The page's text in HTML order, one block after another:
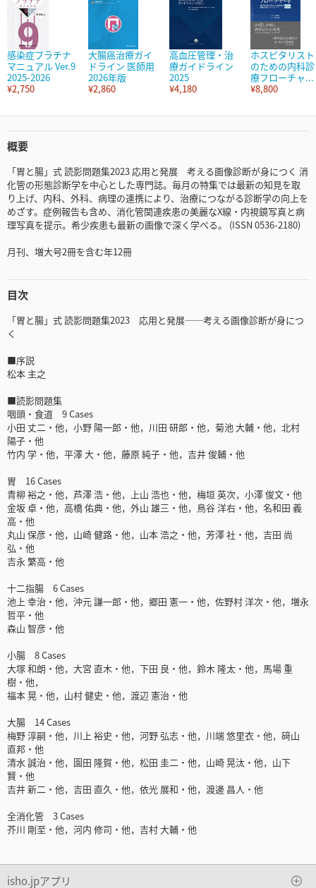
感染症プラチナ
マニュアル Ver.9
2025-2026
¥2,750
大腸癌治療ガイ
ドライン 医師用
2026年版
¥2,860
高血圧管理・治
療ガイドライン
2025
¥4,180
ホスピタリスト
のための内科診
療フローチャ...
¥8,800
概要
「胃と腸」式 読影問題集2023 応用と発展 考える画像診断が身につく 消
化管の形態診断学を中心とした専門誌。毎月の特集では最新の知見を取
り上げ、内科、外科、病理の連携により、治療につながる診断学の向上を
めざす。症例報告も含め、消化管関連疾患の美麗なX線・内視鏡写真と病
理写真を提示。希少疾患も最新の画像で深く学べる。 (ISSN 0536-2180)
月刊、増大号2冊を含む年12冊
目次
「胃と腸」式 読影問題集2023 応用と発展──考える画像診断が身につ
く
■序説
松本 主之
■読影問題集
咽頭・食道 9 Cases
小田 丈二・他，小野 陽一郎・他，川田 研郎・他，菊池 大輔・他，北村
陽子・他
竹内 学・他，平澤 大・他，藤原 純子・他，吉井 俊輔・他
胃 16 Cases
青柳 裕之・他，芦澤 浩・他，上山 浩也・他，梅垣 英次，小澤 俊文・他
金坂 卓・他，高橋 佑典・他，外山 雄三・他，鳥谷 洋右・他，名和田 義
高・他
丸山 保彦・他，山崎 健路・他，山本 浩之・他，芳澤 社・他，吉田 尚
弘・他
吉永 繁高・他
十二指腸 6 Cases
池上 幸治・他，沖元 謙一郎・他，郷田 憲一・他，佐野村 洋次・他，増永
哲平・他
森山 智彦・他
小腸 8 Cases
大塚 和朗・他，大宮 直木・他，下田 良・他，鈴木 隆太・他，馬場 重
樹・他，
福本 晃・他，山村 健史・他，渡辺 憲治・他
大腸 14 Cases
梅野 淳嗣・他，川上 裕史・他，河野 弘志・他，川端 悠里衣・他，𥔎山
直邦・他
清水 誠治・他，園田 隆賀・他，松田 圭二・他，山崎 晃汰・他，山下
賢・他
吉井 新二・他，吉田 直久・他，依光 展和・他，渡邊 昌人・他
全消化管 3 Cases
芥川 剛至・他，河内 修司・他，吉村 大輔・他
isho.jpアプリ